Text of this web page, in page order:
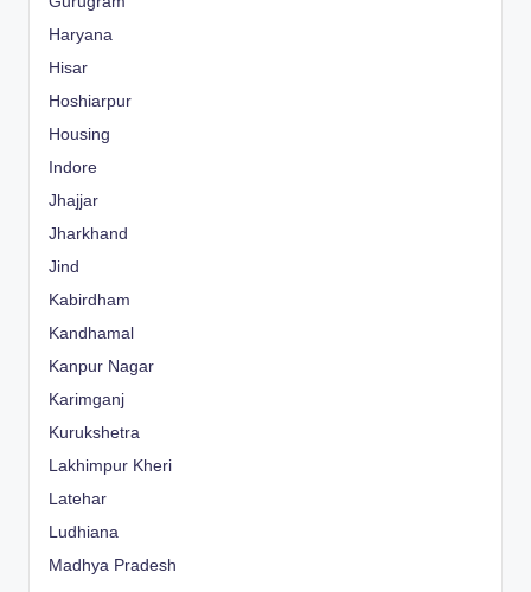
Haryana
Hisar
Hoshiarpur
Housing
Indore
Jhajjar
Jharkhand
Jind
Kabirdham
Kandhamal
Kanpur Nagar
Karimganj
Kurukshetra
Lakhimpur Kheri
Latehar
Ludhiana
Madhya Pradesh